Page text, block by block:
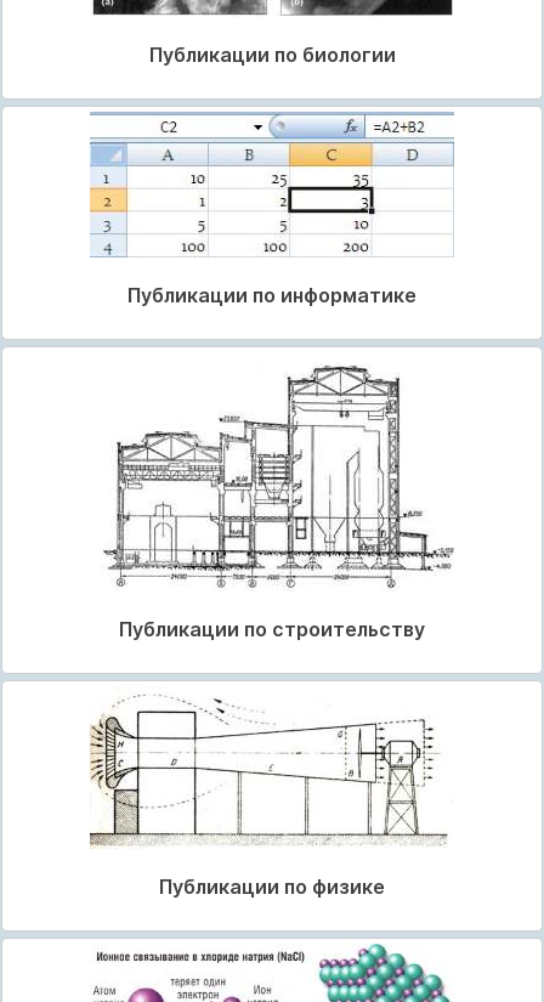
Публикации по биологии
Публикации по информатике
Публикации по строительству
Публикации по физике